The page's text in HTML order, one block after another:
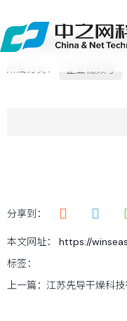
常州常迈动力机械
所属分类： 企业视频号
分享到：
本文网址： https://
标签：
上一篇： 江苏先导干燥科技